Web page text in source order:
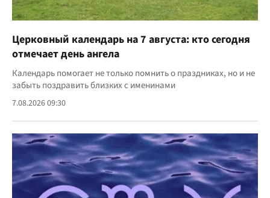
Церковный календарь на 7 августа: кто сегодня
отмечает день ангела
Календарь помогает не только помнить о праздниках, но и не
забыть поздравить близких с именинами
7.08.2026 09:30